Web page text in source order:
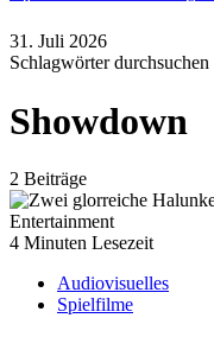
31. Juli 2026
Schlagwörter durchsuchen
Showdown
2 Beiträge
4 Minuten Lesezeit
Audiovisuelles
Spielfilme